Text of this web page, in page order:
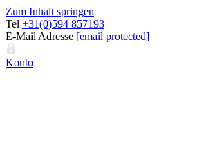
Zum Inhalt springen
Tel +31(0)594 857193
E-Mail Adresse [email protected]
Konto